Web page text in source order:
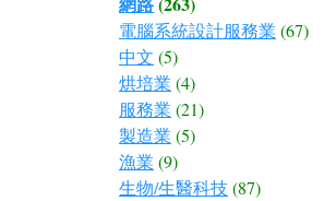
電腦系統設計服務業 (67)
中文 (5)
烘培業 (4)
服務業 (21)
製造業 (5)
漁業 (9)
生物/生醫科技(87)